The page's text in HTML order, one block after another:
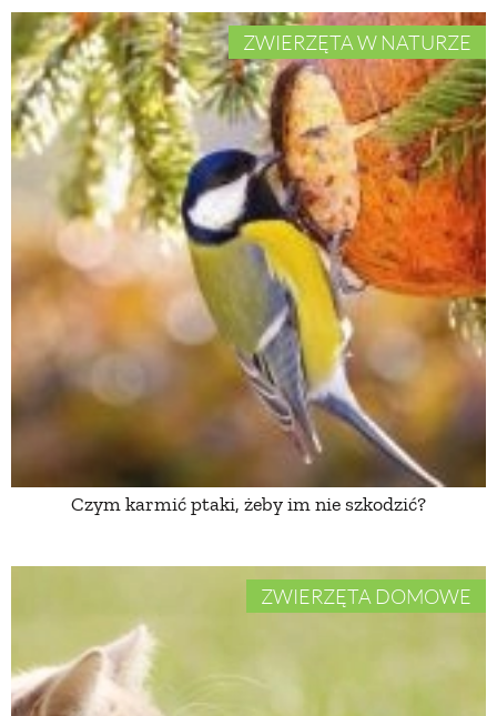
ZWIERZĘTA W NATURZE
Czym karmić ptaki, żeby im nie szkodzić?
ZWIERZĘTA DOMOWE